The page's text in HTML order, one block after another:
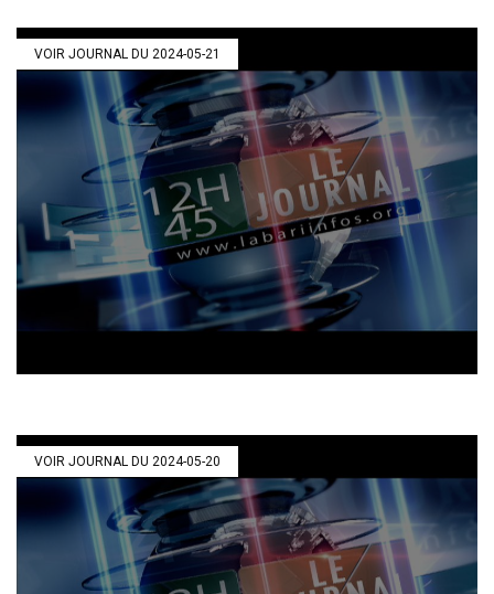
VOIR JOURNAL DU 2024-05-21
VOIR JOURNAL DU 2024-05-20